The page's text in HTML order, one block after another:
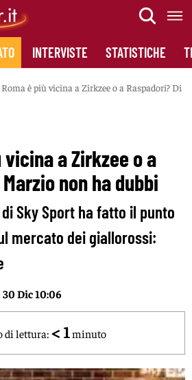
INTERVISTE STATISTICHE
Roma è più vicina a Zirkzee o a Raspadori? Di
vicina a Zirkzee o a
non ha dubbi
Sky Sport ha fatto il punto
mercato dei giallorossi:
30 Dic 10:06
di lettura: < 1 minuto